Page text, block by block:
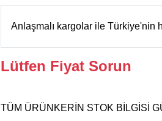
Anlaşmalı kargolar ile Türkiye'nin
Lütfen Fiyat Sorun
TÜM ÜRÜNKERİN STOK BİLGİSİ